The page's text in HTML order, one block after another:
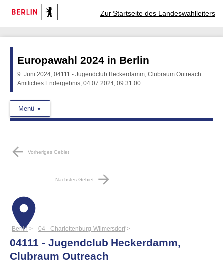
Zur Startseite des Landeswahlleiters
Europawahl 2024 in Berlin
9. Juni 2024, 04111 - Jugendclub Heckerdamm, Clubraum Outreach
Amtliches Endergebnis, 04.07.2024, 09:31:00
Menü
arrow_back Vorheriges Gebiet
Nächstes Gebiet arrow_forward
place
Berlin 04 - Charlottenburg-Wilmersdorf
04111 - Jugendclub Heckerdamm,
Clubraum Outreach